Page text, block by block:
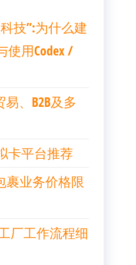
技”:为什么建
使用Codex /
易、B2B及多
卡平台推荐
裹业务价格限
厂工作流程细